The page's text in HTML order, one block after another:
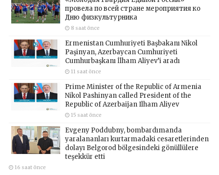
провела по всей стране мероприятия ко
Дню физкультурника
8 saat önce
Ermenistan Cumhuriyeti Başbakanı Nikol
Paşinyan, Azerbaycan Cumhuriyeti
Cumhurbaşkanı İlham Aliyev’i aradı
11 saat önce
Prime Minister of the Republic of Armenia
Nikol Pashinyan called President of the
Republic of Azerbaijan Ilham Aliyev
15 saat önce
Evgeny Poddubny, bombardımanda
yaralananları kurtarmadaki cesaretlerinden
dolayı Belgorod bölgesindeki gönüllülere
teşekkür etti
16 saat önce